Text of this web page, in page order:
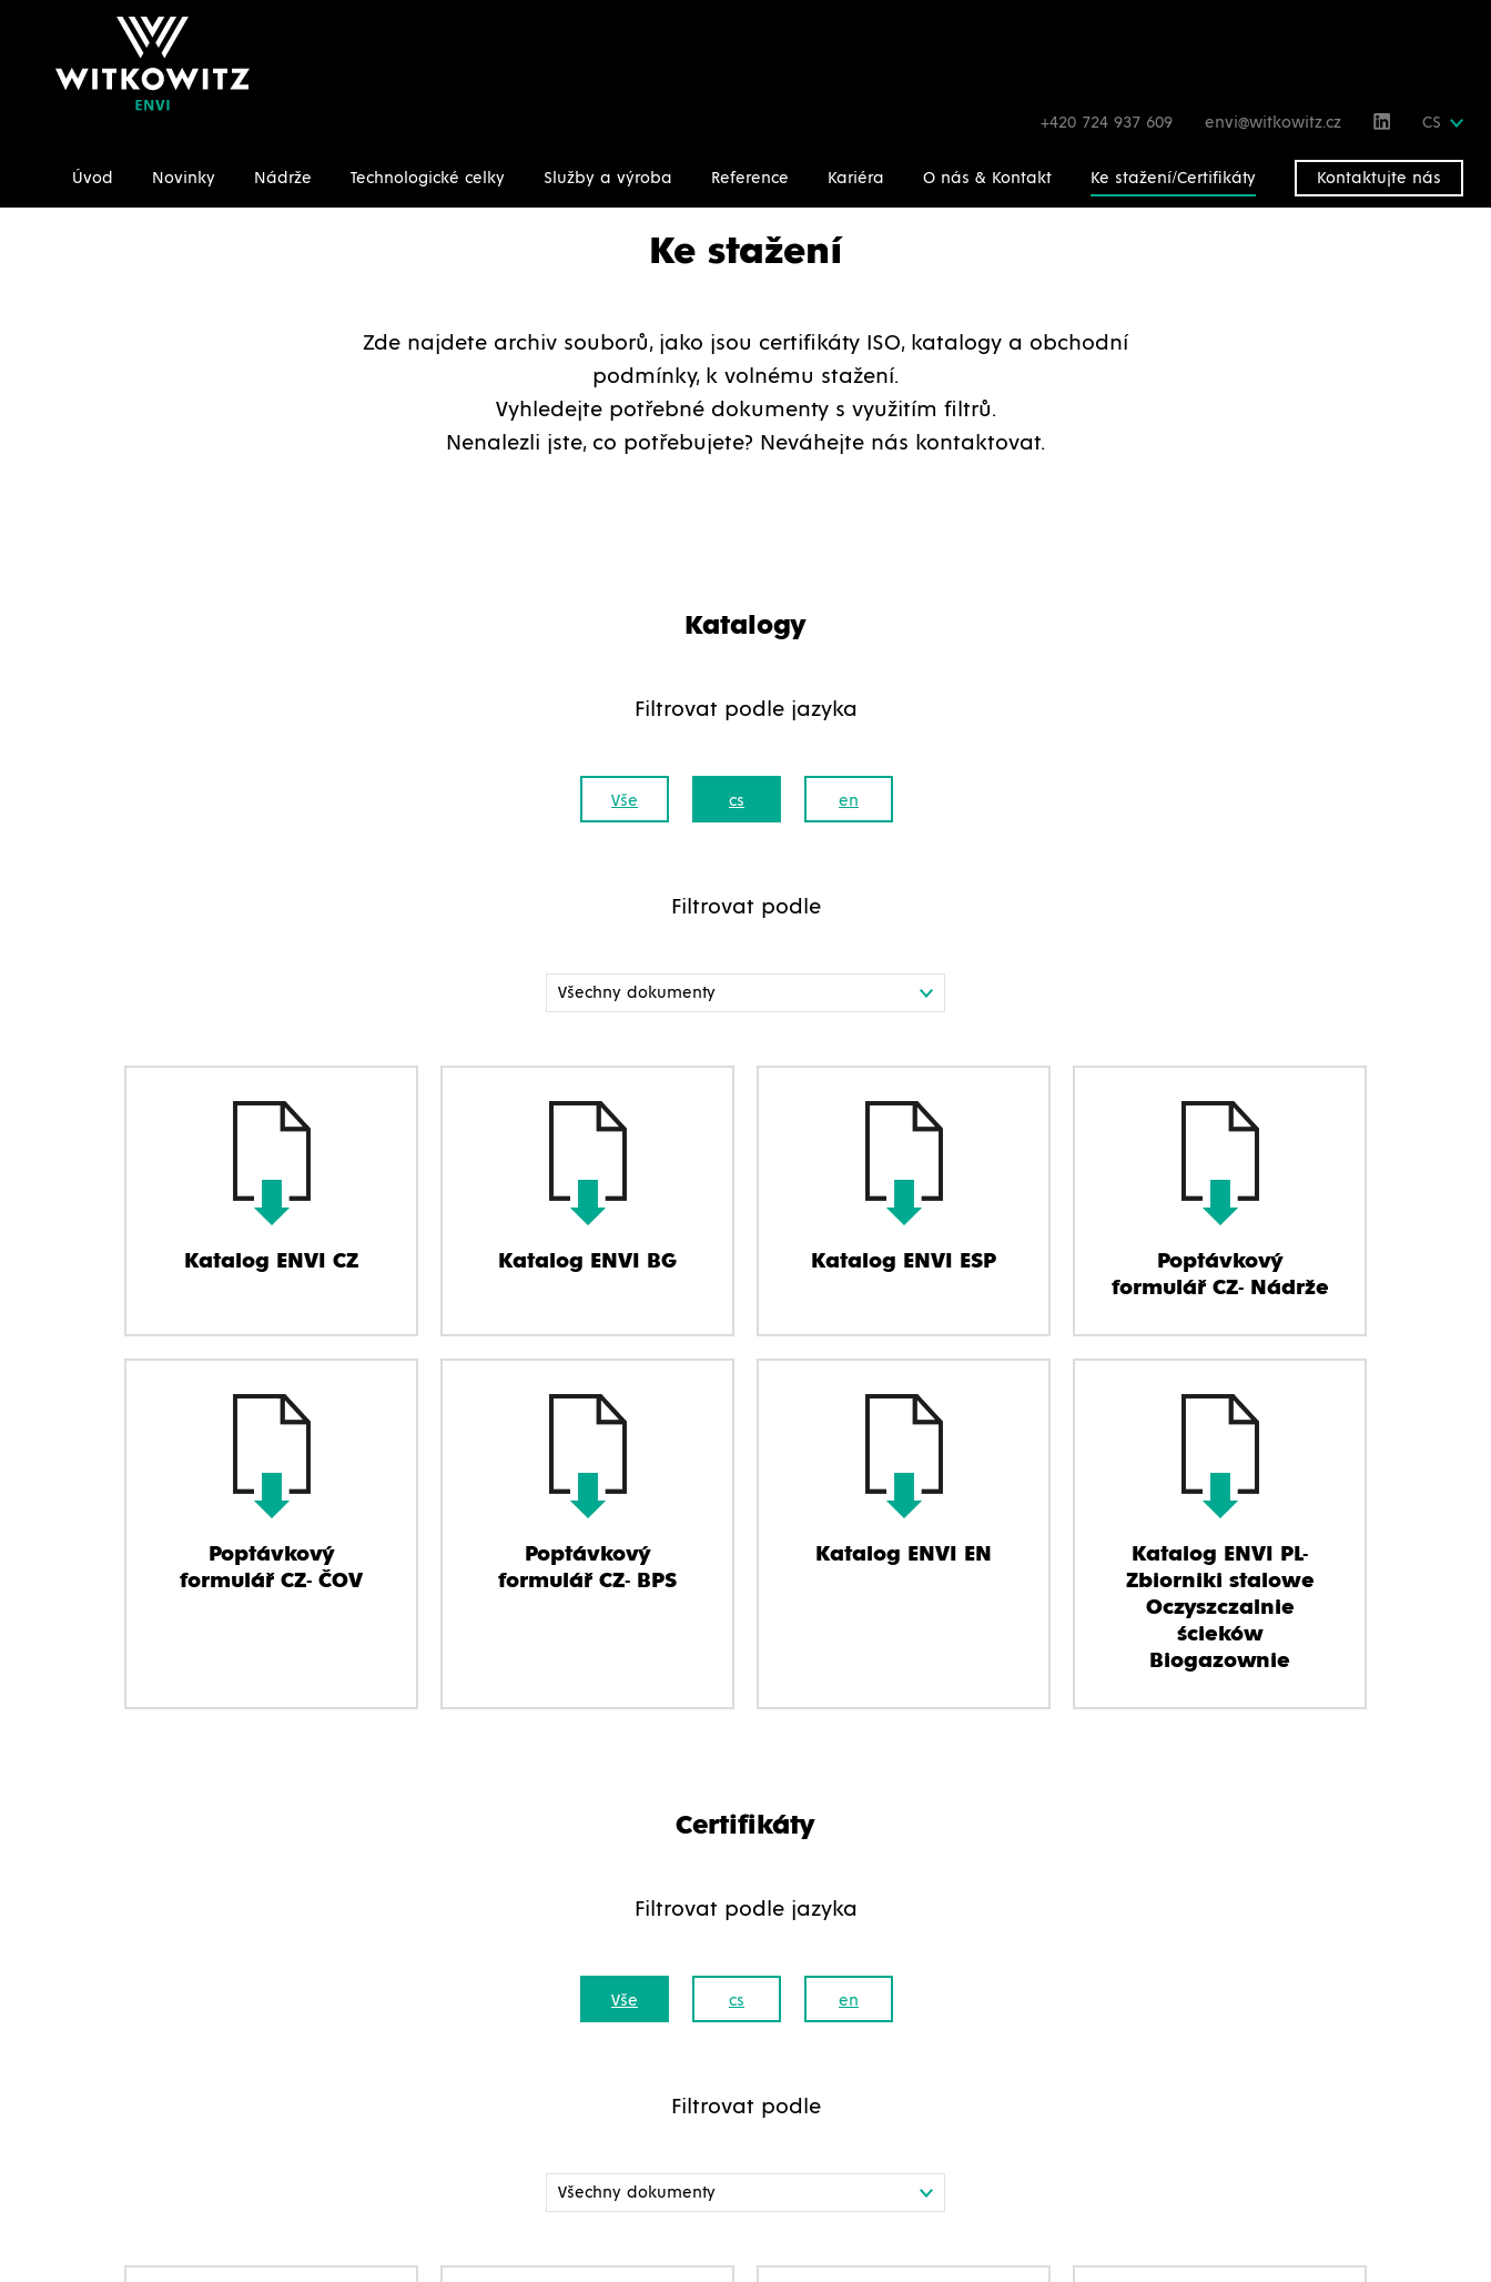
+420 724 937 609 envi@witkowitz.cz CS
Úvod Novinky Nádrže Technologické celky Služby a výroba Reference Kariéra O nás & Kontakt Ke stažení/Certifikáty Kontaktujte nás
Úvodní stránka Ke stažení/Certifikáty
Ke stažení
Zde najdete archiv souborů, jako jsou certifikáty ISO, katalogy a obchodní
podmínky, k volnému stažení.
Vyhledejte potřebné dokumenty s využitím filtrů.
Nenalezli jste, co potřebujete? Neváhejte nás kontaktovat.
Katalogy
Filtrovat podle jazyka
Vše cs en
Filtrovat podle
Katalog ENVI CZ Katalog ENVI BG Katalog ENVI ESP
Poptávkový
formulář CZ- Nádrže
Poptávkový
formulář CZ- ČOV
Poptávkový
formulář CZ- BPS
Katalog ENVI EN
Katalog ENVI PL-
Zbiorniki stalowe
Oczyszczalnie
ścieków
Biogazownie
Certifikáty
Filtrovat podle jazyka
Vše cs en
Filtrovat podle